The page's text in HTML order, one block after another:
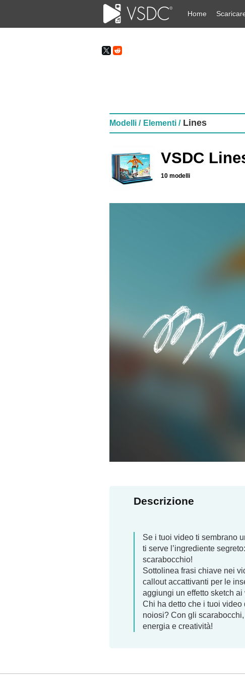
Home
Modelli / Elementi /Lines
VSDC
10 modelli
Descrizione
Se i tuoi video ti sembrano
ti serve l’ingrediente
scarabocchio!
Sottolinea frasi chiave nei
callout accattivanti per le
aggiungi un effetto sketch
Chi ha detto che i tuoi video
noiosi? Con gli
energia e creatività!